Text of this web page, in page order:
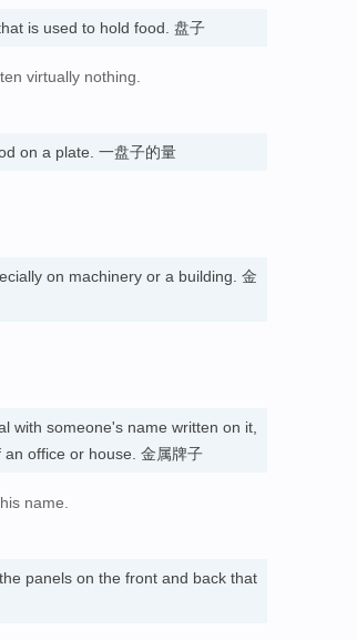
is used to hold food. 盘子
virtually nothing.
on a plate. 一盘子的量
on machinery or a building. 金
with someone's name written on it,
office or house. 金属牌子
name.
panels on the front and back that